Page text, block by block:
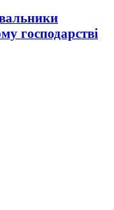
господарстві